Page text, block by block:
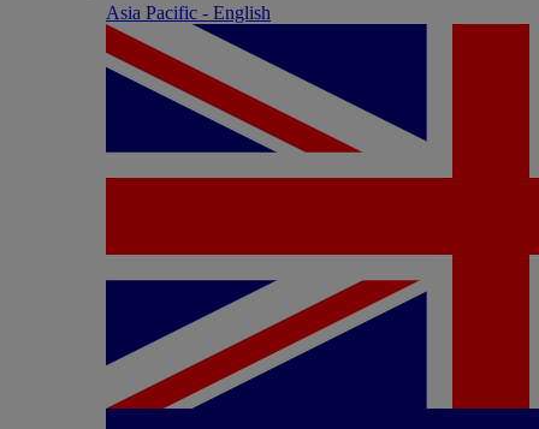
Asia Pacific - English